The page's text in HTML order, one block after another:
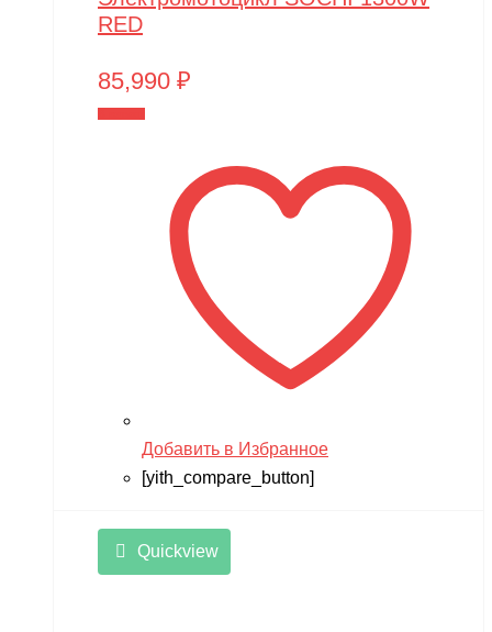
RED
85,990 ₽
Добавить в Избранное
[yith_compare_button]
Quickview